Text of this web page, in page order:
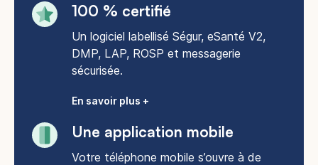
100 % certifié
Un logiciel labellisé Ségur, eSanté V2,
DMP, LAP, ROSP et messagerie
sécurisée.
En savoir plus +
Une application mobile
Votre téléphone mobile s’ouvre à de